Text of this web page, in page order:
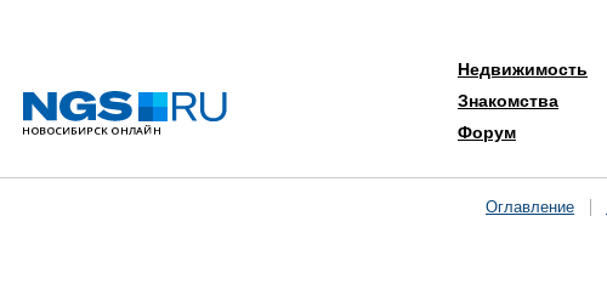
Недвижимость
Знакомства
Форум
Оглавление